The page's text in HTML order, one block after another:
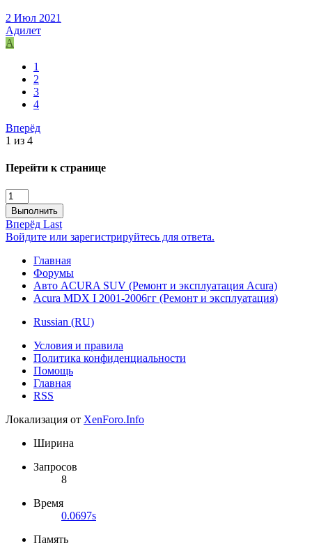
2 Июл 2021
Адилет
А
1
2
3
4
Вперёд
1 из 4
Перейти к странице
Выполнить
Вперёд Last
Войдите или зарегистрируйтесь для ответа.
Главная
Форумы
Авто ACURA SUV (Ремонт и эксплуатация Acura)
Acura MDX I 2001-2006гг (Ремонт и эксплуатация)
Russian (RU)
Условия и правила
Политика конфиденциальности
Помощь
Главная
RSS
Локализация от XenForo.Info
Ширина
Запросов
8
Время
0.0697s
Память